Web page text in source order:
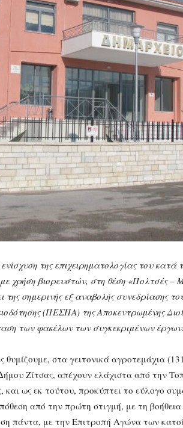
της επιχειρηματολογίας του
με χρήση βιορευστών, στη θέση «Πολτσές
σημερινής εξ αναβολής συνεδρίασης
(ΠΕΣΠΑ) της Αποκεντρωμένης
των φακέλων των συγκεκριμένων έργων.
θυμίζουμε, στα γειτονικά αγροτεμάχια
Ζίτσας, απέχουν ελάχιστα από την
ως εκ τούτου, προκύπτει το εύλογο
από την πρώτη στιγμή, με τη βοήθεια
πάντα, με την Επιτροπή Αγώνα των